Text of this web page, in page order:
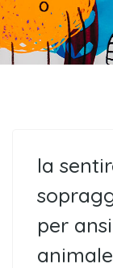
la
per